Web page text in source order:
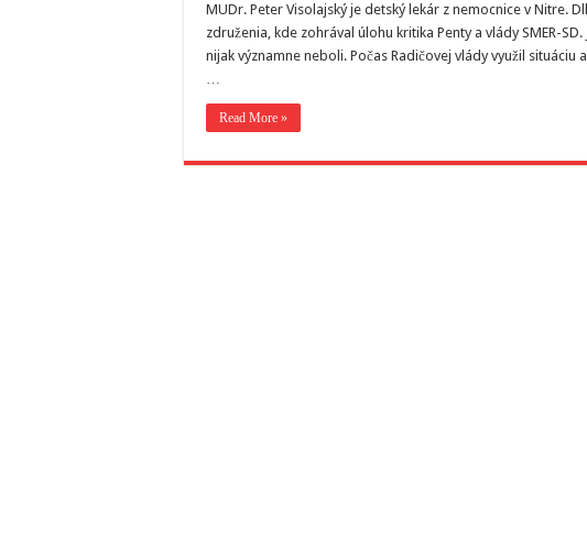
MUDr. Peter Visolajský je detský lekár z nemocnice v Nitre.
združenia, kde zohrával úlohu kritika Penty a vlády SMER-
nijak významne neboli. Počas Radičovej vlády využil
…
Read More »